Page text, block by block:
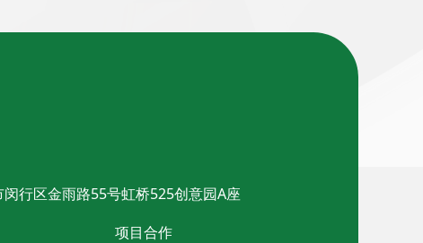
行区金雨路55号虹桥525创意园A座
项目合作